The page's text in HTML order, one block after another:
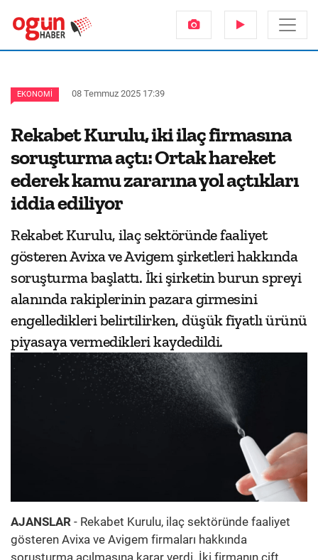
EKONOMI 08 Temmuz 2025 17:39
Rekabet Kurulu, iki ilaç firmasına
soruşturma açtı: Ortak hareket
ederek kamu zararına yol açtıkları
iddia ediliyor
Rekabet Kurulu, ilaç sektöründe faaliyet
gösteren Avixa ve Avigem şirketleri hakkında
soruşturma başlattı. İki şirketin burun spreyi
alanında rakiplerinin pazara girmesini
engelledikleri belirtilirken, düşük fiyatlı ürünü
piyasaya vermedikleri kaydedildi.
AJANSLAR - Rekabet Kurulu, ilaç sektöründe faaliyet
gösteren Avixa ve Avigem firmaları hakkında
soruşturma açılmasına karar verdi. İki firmanın çift